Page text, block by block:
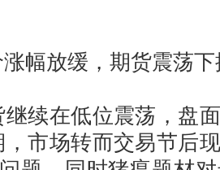
放缓，期货震荡下
在低位震荡，盘面
市场转而交易节后